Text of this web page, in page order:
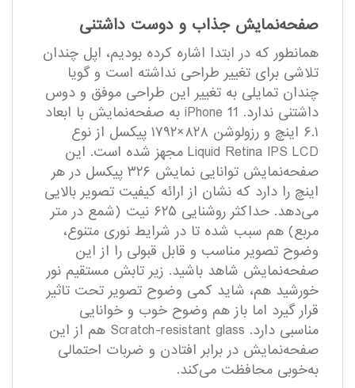
صفحه‌نمایش جذاب و دوست داشتنی
همانطور که در ابتدا اشاره کرده بودیم، اپل چندان
تلاشی برای تغییر طراحی نداشته است و گویا
چندان تمایلی به تغییر این طراحی موفق و دوس
داشتنی ندارد. iPhone 11 به صفحه‌نمایش با ابعاد
۶.۱ اینچ و رزولوشن ۸۲۸×۱۷۹۲ پیکسل از نوع
Liquid Retina IPS LCD مجهز شده است. این
صفحه‌نمایش توانایی نمایش ۳۲۶ پیکسل در هر
اینچ را دارد که نشان از ارائه کیفیت تصویر بالایی
می‌دهد. حداکثر روشنایی ۶۲۵ نیت (شمع در متر
مربع) هم سبب شده تا در شرایط نوری متنوع،
وضوح تصویر مناسب و قابل قبولی را از این
صفحه‌نمایش شاهد باشید. زیر تابش مستقیم نور
خورشید هم، شاید کمی وضوح تصویر تحت تاثیر
قرار گیرد اما باز هم وضوح خوب و خوانایی
مناسبی دارد. Scratch-resistant glass هم از این
صفحه‌نمایش در برابر افتادن و ضربات احتمالی
به‌خوبی محافظت می‌کند.